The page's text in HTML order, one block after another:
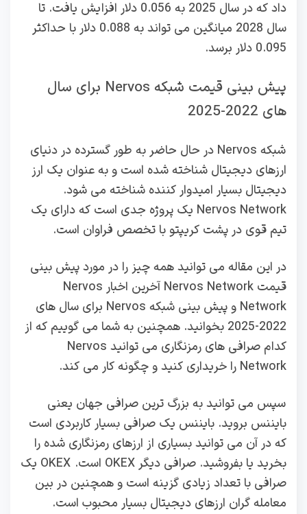
داد که در سال 2025 به 0.056 دلار افزایش یافت. تا
سال 2028 میانگین می تواند به 0.088 دلار با حداکثر
0.095 دلار برسد.
پیش‌ بینی قیمت شبکه Nervos برای سال‌
های 2022-2025
شبکه Nervos در حال حاضر به طور گسترده در دنیای
ارزهای دیجیتال شناخته شده است و به عنوان یک ارز
دیجیتال بسیار امیدوار کننده شناخته می شود.
Nervos Network یک پروژه جدی است که دارای یک
تیم قوی در پشت کریپتو با تخصص فراوان است.
در این مقاله می‌ توانید همه چیز را در مورد پیش‌ بینی
قیمت Nervos Network آخرین اخبار Nervos
Network و پیش‌ بینی شبکه Nervos برای سال‌ های
2022-2025 بخوانید. همچنین به شما می‌ گوییم که از
کدام صرافی‌ های رمزنگاری می‌ توانید Nervos
Network را خریداری کنید و چگونه کار می‌ کند.
سپس می توانید به بزرگ ترین صرافی جهان یعنی
بایننس بروید. بایننس یک صرافی بسیار کاربردی است
که در آن می توانید بسیاری از ارزهای رمزنگاری شده را
بخرید یا بفروشید. صرافی دیگر OKEX است. OKEX یک
صرافی با تعداد زیادی گزینه است و همچنین در بین
معامله گران ارزهای دیجیتال بسیار محبوب است.